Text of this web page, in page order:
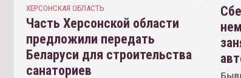
ХЕРСОНСКАЯ ОБЛАСТЬ
Часть Херсонской области
предложили передать
Беларуси для строительства
санаториев